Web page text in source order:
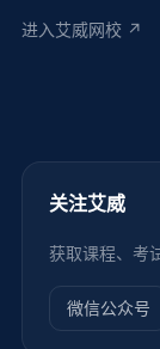
进入艾威网校 ↗
关注艾威
获取课程、考
微信公众号